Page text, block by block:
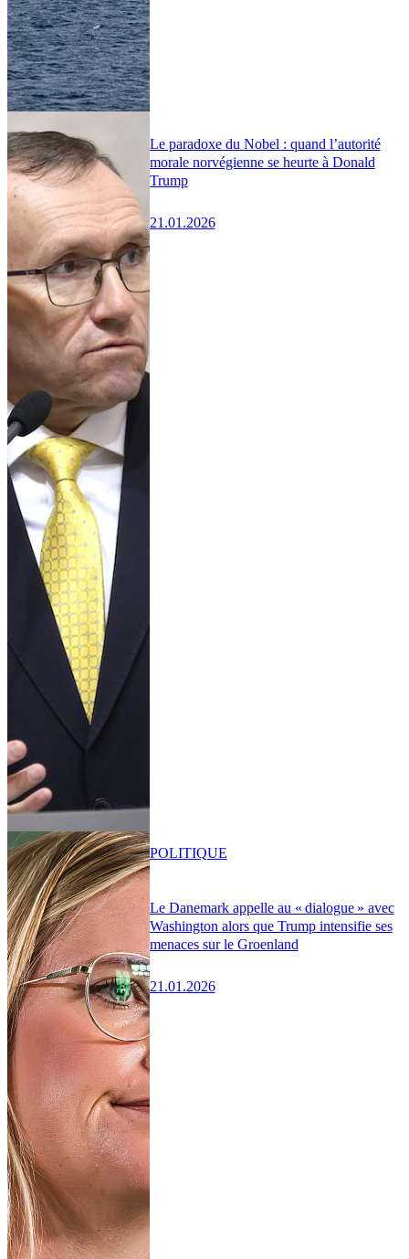
Le paradoxe du Nobel : quand l’autorité
morale norvégienne se heurte à Donald
Trump
21.01.2026
Le Danemark appelle au « dialogue » avec
Washington alors que Trump intensifie ses
menaces sur le Groenland
21.01.2026
POLITIQUE